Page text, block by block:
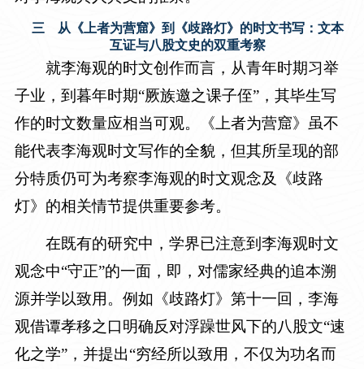
三 从《上者为营窟》到《歧路灯》的时文书写：文本
互证与八股文史的双重考察
就李海观的时文创作而言，从青年时期习举
子业，到暮年时期“厥族邀之课子侄”，其毕生写
作的时文数量应相当可观。《上者为营窟》虽不
能代表李海观时文写作的全貌，但其所呈现的部
分特质仍可为考察李海观的时文观念及《歧路
灯》的相关情节提供重要参考。
在既有的研究中，学界已注意到李海观时文
观念中“守正”的一面，即，对儒家经典的追本溯
源并学以致用。例如《歧路灯》第十一回，李海
观借谭孝移之口明确反对浮躁世风下的八股文“速
化之学”，并提出“穷经所以致用，不仅为功名而